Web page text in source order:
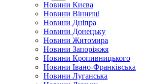
Новини Києва
Новини Вінниці
Новини Дніпра
Новини Донецьку
Новини Житомира
Новини Запоріжжя
Новини Кропивницького
Новини Івано-Франківська
Новини Луганська